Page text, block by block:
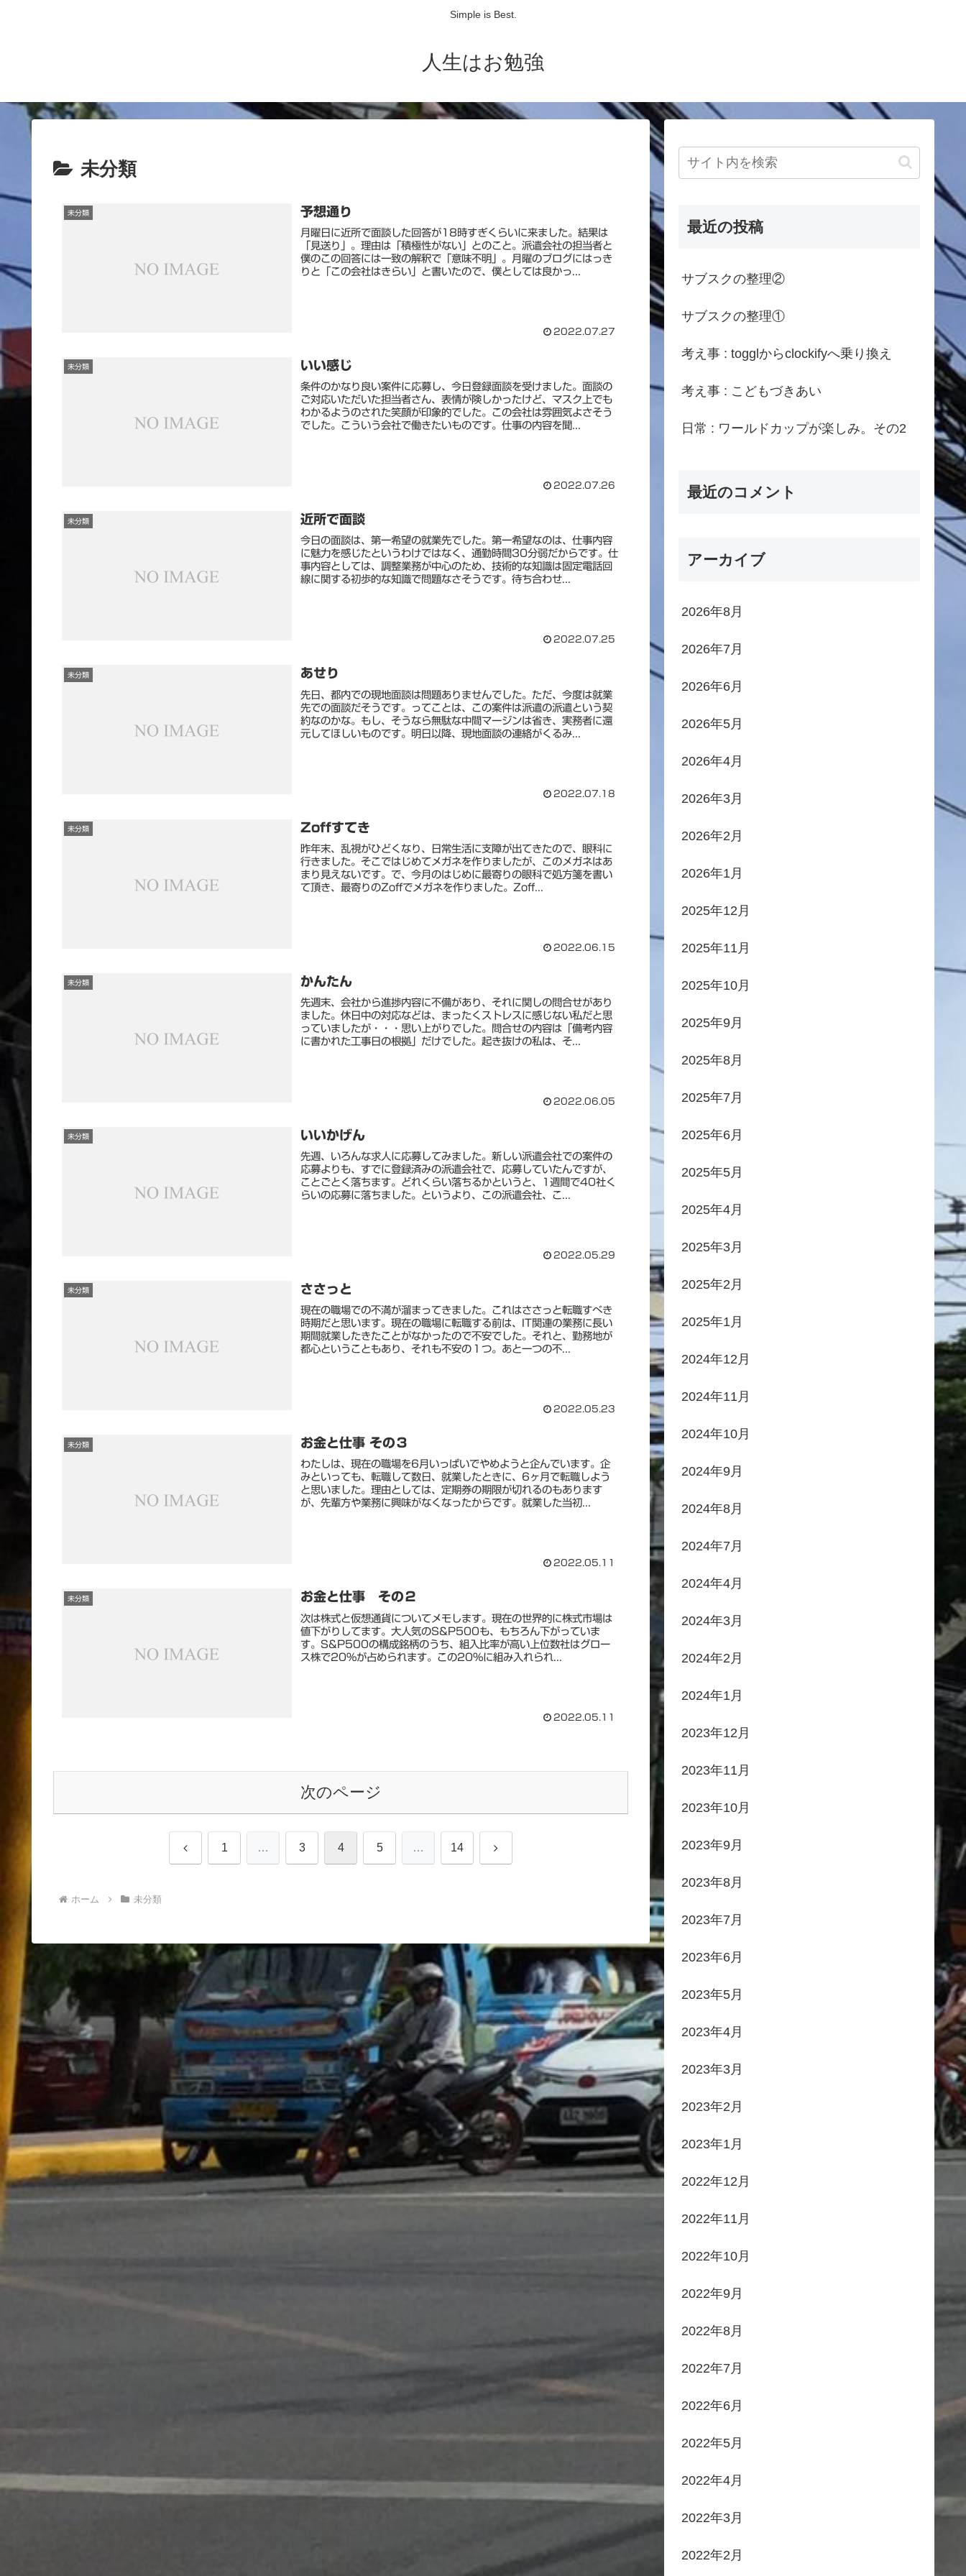
Simple is Best.
人生はお勉強
未分類
未分類 予想通り
月曜日に近所で面談した回答が18時すぎくらいに来ました。結果は
「見送り」。理由は「積極性がない」とのこと。派遣会社の担当者と
僕のこの回答には一致の解釈で「意味不明」。月曜のブログにはっき
りと「この会社はきらい」と書いたので、僕としては良かっ...
2022.07.27
未分類 いい感じ
条件のかなり良い案件に応募し、今日登録面談を受けました。面談の
ご対応いただいた担当者さん、表情が険しかったけど、マスク上でも
わかるようのされた笑顔が印象的でした。この会社は雰囲気よさそう
でした。こういう会社で働きたいものです。仕事の内容を聞...
2022.07.26
未分類 近所で面談
今日の面談は、第一希望の就業先でした。第一希望なのは、仕事内容
に魅力を感じたというわけではなく、通勤時間30分弱だからです。仕
事内容としては、調整業務が中心のため、技術的な知識は固定電話回
線に関する初歩的な知識で問題なさそうです。待ち合わせ...
2022.07.25
未分類 あせり
先日、都内での現地面談は問題ありませんでした。ただ、今度は就業
先での面談だそうです。ってことは、この案件は派遣の派遣という契
約なのかな。もし、そうなら無駄な中間マージンは省き、実務者に還
元してほしいものです。明日以降、現地面談の連絡がくるみ...
2022.07.18
未分類 Zoffすてき
昨年末、乱視がひどくなり、日常生活に支障が出てきたので、眼科に
行きました。そこではじめてメガネを作りましたが、このメガネはあ
まり見えないです。で、今月のはじめに最寄りの眼科で処方箋を書い
て頂き、最寄りのZoffでメガネを作りました。Zoff...
2022.06.15
未分類 かんたん
先週末、会社から進捗内容に不備があり、それに関しの問合せがあり
ました。休日中の対応などは、まったくストレスに感じない私だと思
っていましたが・・・思い上がりでした。問合せの内容は「備考内容
に書かれた工事日の根拠」だけでした。起き抜けの私は、そ...
2022.06.05
未分類 いいかげん
先週、いろんな求人に応募してみました。新しい派遣会社での案件の
応募よりも、すでに登録済みの派遣会社で、応募していたんですが、
ことごとく落ちます。どれくらい落ちるかというと、1週間で40社く
らいの応募に落ちました。というより、この派遣会社、こ...
2022.05.29
未分類 ささっと
現在の職場での不満が溜まってきました。これはささっと転職すべき
時期だと思います。現在の職場に転職する前は、IT関連の業務に長い
期間就業したきたことがなかったので不安でした。それと、勤務地が
都心ということもあり、それも不安の１つ。あと一つの不...
2022.05.23
未分類 お金と仕事 その３
わたしは、現在の職場を6月いっぱいでやめようと企んでいます。企
みといっても、転職して数日、就業したときに、6ヶ月で転職しよう
と思いました。理由としては、定期券の期限が切れるのもあります
が、先輩方や業務に興味がなくなったからです。就業した当初...
2022.05.11
未分類 お金と仕事 その２
次は株式と仮想通貨についてメモします。現在の世界的に株式市場は
値下がりしてます。大人気のS&P500も、もちろん下がっていま
す。S&P500の構成銘柄のうち、組入比率が高い上位数社はグロー
ス株で20%が占められます。この20%に組み入れられ...
2022.05.11
次のページ
前 1 … 3 4 5 … 14 次
ホーム 未分類
最近の投稿
サブスクの整理②
サブスクの整理①
考え事 : togglからclockifyへ乗り換え
考え事 : こどもづきあい
日常 : ワールドカップが楽しみ。その2
最近のコメント
アーカイブ
2026年8月
2026年7月
2026年6月
2026年5月
2026年4月
2026年3月
2026年2月
2026年1月
2025年12月
2025年11月
2025年10月
2025年9月
2025年8月
2025年7月
2025年6月
2025年5月
2025年4月
2025年3月
2025年2月
2025年1月
2024年12月
2024年11月
2024年10月
2024年9月
2024年8月
2024年7月
2024年4月
2024年3月
2024年2月
2024年1月
2023年12月
2023年11月
2023年10月
2023年9月
2023年8月
2023年7月
2023年6月
2023年5月
2023年4月
2023年3月
2023年2月
2023年1月
2022年12月
2022年11月
2022年10月
2022年9月
2022年8月
2022年7月
2022年6月
2022年5月
2022年4月
2022年3月
2022年2月